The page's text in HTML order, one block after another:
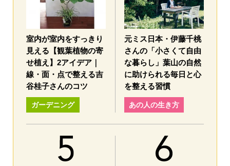
室内が室内をすっきり
見える【観葉植物の寄
せ植え】2アイデア｜
線・面・点で整える吉
谷桂子さんのコツ
ガーデニング
元ミス日本・伊藤千桃
さんの「小さくて自由
な暮らし」葉山の自然
に助けられる毎日と心
を整える習慣
あの人の生き方